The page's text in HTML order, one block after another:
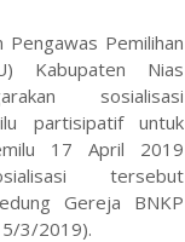
Pemilihan
Kabupaten Nias
sosialisasi
partisipatif untuk
17 April 2019
tersebut
Gereja BNKP
3/2019).